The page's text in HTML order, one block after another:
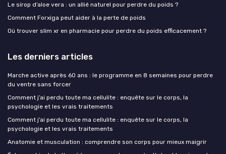
Le sirop d’aloe vera : un allié naturel pour perdre du poids ?
Comment Forxiga peut aider à la perte de poids
Où trouver slim xr en pharmacie pour perdre du poids efficacement ?
Les derniers articles
Marche active après 60 ans : le programme en 8 semaines pour perdre
du ventre sans forcer
Comment j’ai perdu toute ma cellulite : enquête sur le corps, la
psychologie et les vrais traitements
Comment j’ai perdu toute ma cellulite : enquête sur le corps, la
psychologie et les vrais traitements
Anatomie et musculation : comprendre son corps pour mieux maigrir